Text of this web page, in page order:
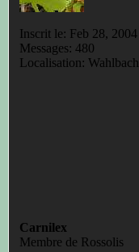
Inscrit le: Feb 28, 2004
Messages: 480
Localisation: Wahlbach
Carnilex
Membre de Rossolis